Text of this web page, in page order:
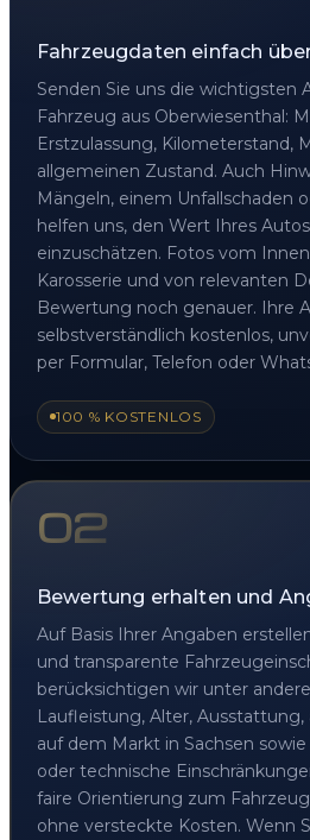
Fahrzeugdaten einfach
Senden Sie uns die wichtigsten
Fahrzeug aus Oberwiesenthal:
Erstzulassung, Kilometerstand,
allgemeinen Zustand. Auch
Mängeln, einem Unfallschaden
helfen uns, den Wert Ihres
einzuschätzen. Fotos vom
Karosserie und von relevanten
Bewertung noch genauer. Ihre
selbstverständlich kostenlos,
per Formular, Telefon oder
100 % KOSTENLOS
02
Bewertung erhalten und
Auf Basis Ihrer Angaben
und transparente
berücksichtigen wir unter
Laufleistung, Alter,
auf dem Markt in Sachsen
oder technische
faire Orientierung zum
ohne versteckte Kosten. Wenn